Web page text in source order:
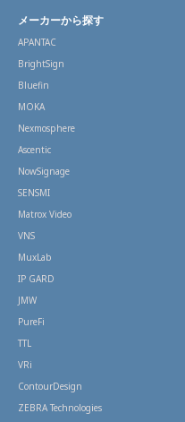
メーカーから探す
APANTAC
BrightSign
Bluefin
MOKA
Nexmosphere
Ascentic
NowSignage
SENSMI
Matrox Video
VNS
MuxLab
IP GARD
JMW
PureFi
TTL
VRi
ContourDesign
ZEBRA Technologies